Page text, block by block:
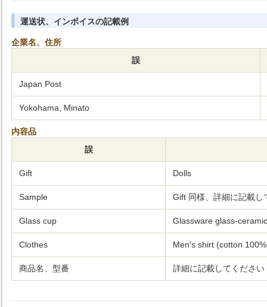
運送状、インボイスの記載例
企業名、住所
誤
Japan Post
Yokohama, Minato
内容品
誤
Gift Dolls
Sample Gift 同様、詳細に記載し
Glass cup Glassware glass-
Clothes Men's shirt (cotton
商品名、型番 詳細に記載してください